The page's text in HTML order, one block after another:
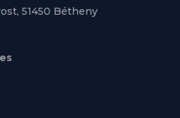
51450 Bétheny